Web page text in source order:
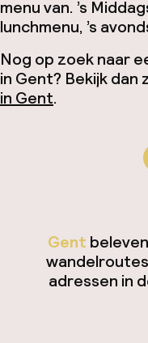
menu van. ’s
lunchmenu, ’s
Nog op zoek naar
in Gent? Bekijk dan
in Gent.
Gent
adressen in